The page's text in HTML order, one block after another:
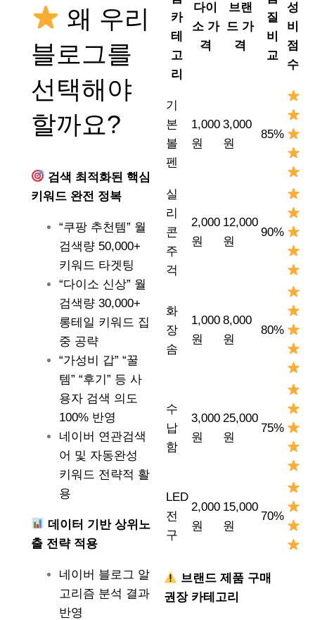
왜 우리
블로그를
선택해야
할까요?
검색 최적화된 핵심
키워드 완전 정복
“쿠팡 추천템” 월
검색량 50,000+
키워드 타겟팅
“다이소 신상” 월
검색량 30,000+
롱테일 키워드 집
중 공략
“가성비 갑” “꿀
템” “후기” 등 사
용자 검색 의도
100% 반영
네이버 연관검색
어 및 자동완성
키워드 전략적 활
용
데이터 기반 상위노
출 전략 적용
네이버 블로그 알
고리즘 분석 결과
반영
카
테
고
리
다이
소 가
격
브랜
드 가
격
질
비
교
성
비
점
수
기
본
볼
펜
1,000
원
3,000
원
85%
실
리
콘
주
걱
2,000
원
12,000
원
90%
화
장
솜
1,000
원
8,000
원
80%
수
납
함
3,000
원
25,000
원
75%
LED
전
구
2,000
원
15,000
원
70%
브랜드 제품 구매
권장 카테고리